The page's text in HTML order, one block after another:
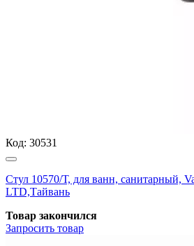
Код: 30531
Стул 10570/Т, для ванн, санитарный,
LTD,Тайвань
Товар закончился
Запросить товар